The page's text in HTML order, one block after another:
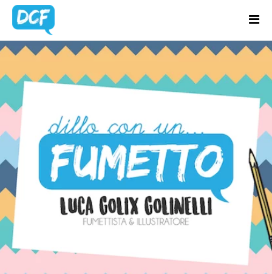
Home
Chi Sono
Lavora con me
Portfolio
Blog
Contatti
BLOG
UPDATES
Latest news & updates